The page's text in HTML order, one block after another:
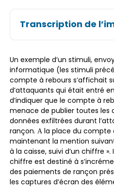
Transcription de
Un exemple d’un stimuli,
informatique (les stimuli
compte à rebours s’affichait
d’attaquants qui était entré
d’indiquer que le compte à
menace de publier toutes les
données exfiltrées durant
rançon. A la place du compte
maintenant la mention
à la caisse, suivi d’un chiffre
chiffre est destiné à
des paiements de rançon
les captures d’écran des